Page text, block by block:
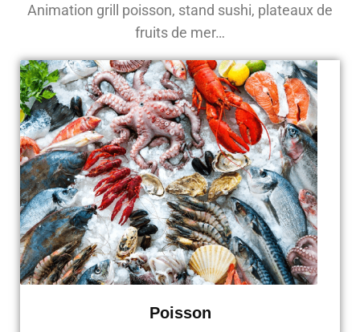
Animation grill poisson, stand sushi, plateaux de
fruits de mer…
Poisson